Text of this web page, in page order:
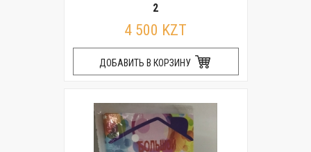
2
4 500 KZT
ДОБАВИТЬ В КОРЗИНУ